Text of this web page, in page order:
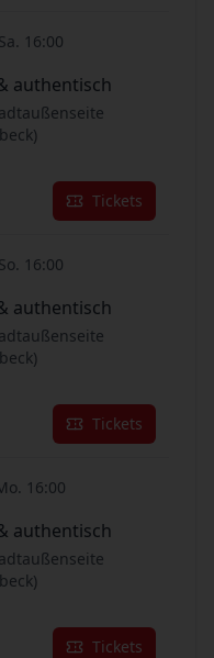
Sa. 16:00
authentisch
Tickets
So. 16:00
authentisch
Tickets
16:00
authentisch
Tickets